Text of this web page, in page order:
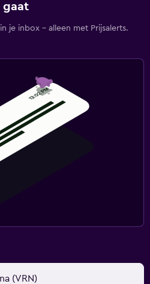
gaat
je inbox - alleen met Prijsalerts.
(VRN)